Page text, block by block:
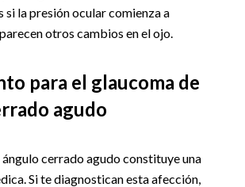
la presión ocular comienza a
otros cambios en el ojo.
para el glaucoma de
agudo
ángulo cerrado agudo constituye una
Si te diagnostican esta afección,